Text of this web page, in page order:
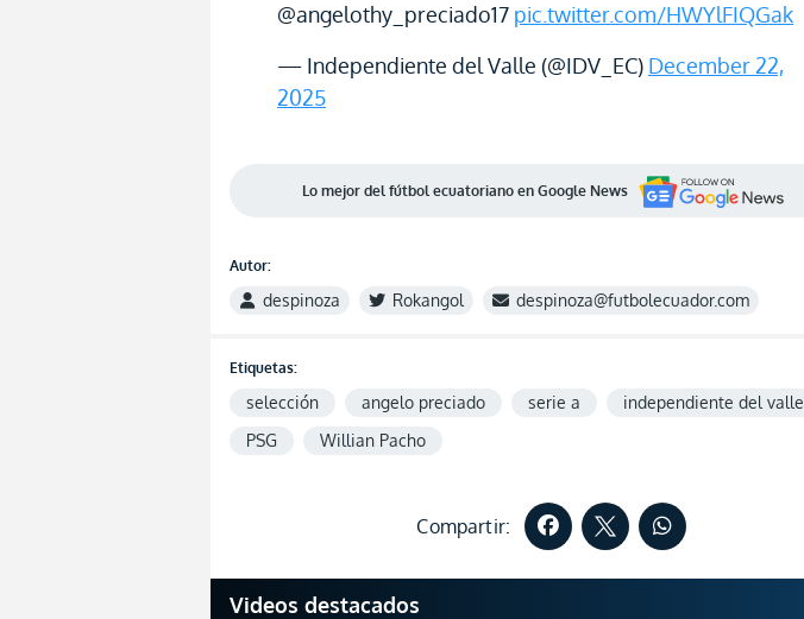
@angelothy_preciado17 pic.twitter.com/HWYlFIQGak
— Independiente del Valle (@IDV_EC) December 22,
2025
Lo mejor del fútbol ecuatoriano en Google News
Autor:
despinoza Rokangol despinoza@futbolecuador.com
Etiquetas:
selección angelo preciado serie a
independiente del valle
PSG
Willian Pacho
Compartir:
Videos destacados